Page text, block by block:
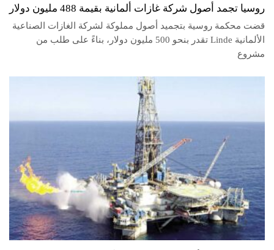
روسيا تجمد أصول شركة غازات ألمانية بقيمة 488 مليون دولار
قضت محكمة روسية بتجميد أصول مملوكة لشركة الغازات الصناعية
الألمانية Linde تقدر بنحو 500 مليون دولار، بناءً على طلب من
مشروع